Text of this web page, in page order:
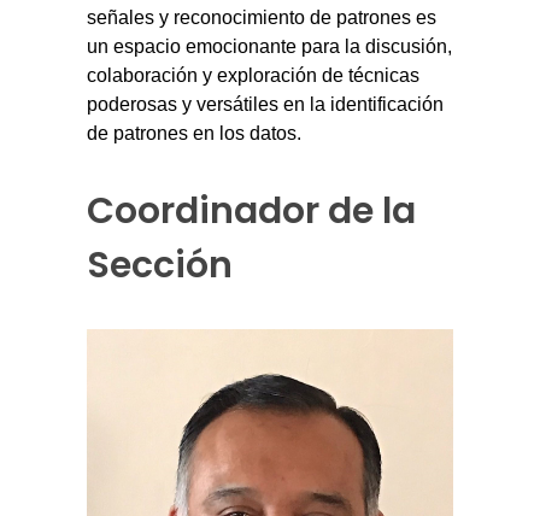
señales y reconocimiento de patrones es
un espacio emocionante para la discusión,
colaboración y exploración de técnicas
poderosas y versátiles en la identificación
de patrones en los datos.
Coordinador de la
Sección